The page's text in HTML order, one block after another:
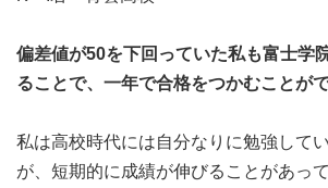
偏差値が50を下回っていた私も富士学
ることで、一年で合格をつかむことがで
私は高校時代には自分なりに勉強して
が、短期的に成績が伸びることがあっ